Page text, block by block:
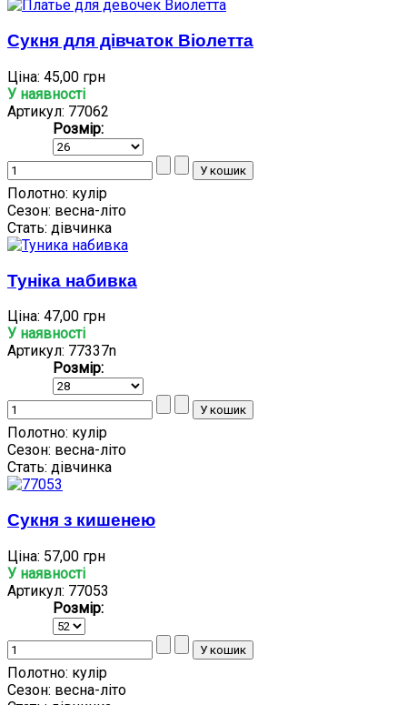
Сукня для дівчаток Віолетта
Ціна: 45,00 грн
У наявності
Артикул: 77062
Розмір:
Полотно: кулір
Сезон: весна-літо
Стать: дівчинка
Туніка набивка
Ціна: 47,00 грн
У наявності
Артикул: 77337n
Розмір:
Полотно: кулір
Сезон: весна-літо
Стать: дівчинка
Сукня з кишенею
Ціна: 57,00 грн
У наявності
Артикул: 77053
Розмір:
Полотно: кулір
Сезон: весна-літо